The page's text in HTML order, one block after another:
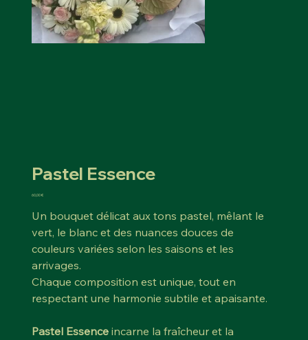
Pastel Essence
Prix
60,00 €
Un bouquet délicat aux tons pastel, mêlant le
vert, le blanc et des nuances douces de
couleurs variées selon les saisons et les
arrivages.
Chaque composition est unique, tout en
respectant une harmonie subtile et apaisante.
Pastel Essenceincarne la fraîcheur et la